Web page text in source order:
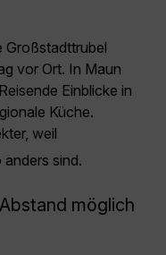
Großstadttrubel
vor Ort. In Maun
Einblicke in
Küche.
weil
sind.
möglich